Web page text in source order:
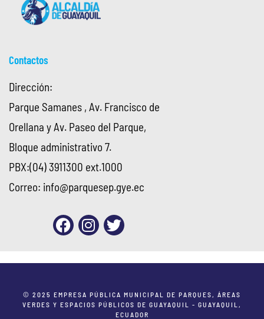
Contactos
Dirección:
Parque Samanes , Av. Francisco de
Orellana y Av. Paseo del Parque,
Bloque administrativo 7.
PBX:(04) 3911300 ext.1000
Correo: info@parquesep.gye.ec
© 2025 EMPRESA PÚBLICA MUNICIPAL DE PARQUES, ÁREAS
VERDES Y ESPACIOS PÚBLICOS DE GUAYAQUIL - GUAYAQUIL,
ECUADOR